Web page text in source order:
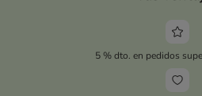
5 % dto. en pedidos